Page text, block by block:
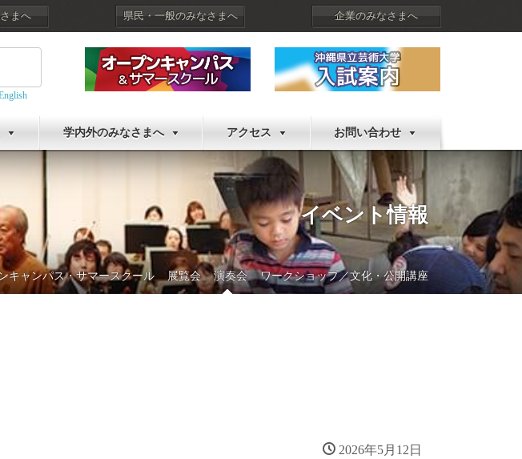
まへ 県民・一般のみなさまへ 企業のみなさまへ
学内外のみなさまへ アクセス お問い合わせ
イベント情報
キャンパス・サマースクール 展覧会 演奏会 ワークショップ／文化・公開講座
2026年5月12日